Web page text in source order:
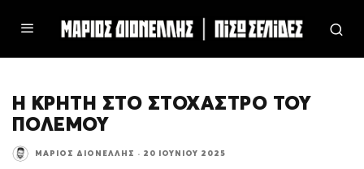
Η ΚΡΗΤΗ ΣΤΟ ΣΤΟΧΑΣΤΡΟ ΤΟΥ
ΠΟΛΕΜΟΥ
ΜΆΡΙΟΣ ΔΙΟΝΈΛΛΗΣ · 20 ΙΟΥΝΊΟΥ 2025